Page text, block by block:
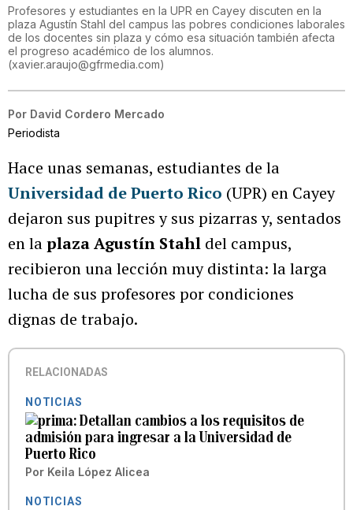
Profesores y estudiantes en la UPR en Cayey discuten en la
plaza Agustín Stahl del campus las pobres condiciones laborales
de los docentes sin plaza y cómo esa situación también afecta
el progreso académico de los alumnos.
(xavier.araujo@gfrmedia.com)
Por David Cordero Mercado
Periodista
Hace unas semanas, estudiantes de la
Universidad de Puerto Rico (UPR) en Cayey
dejaron sus pupitres y sus pizarras y, sentados
en laplaza Agustín Stahl del campus,
recibieron una lección muy distinta: la larga
lucha de sus profesores por condiciones
dignas de trabajo.
RELACIONADAS
NOTICIAS
Detallan cambios a los requisitos de
admisión para ingresar a la Universidad de
Puerto Rico
Por Keila López Alicea
NOTICIAS